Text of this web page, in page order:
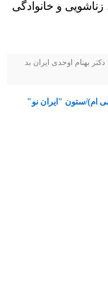
و خانوادگی
سیزدهم آبان ۱۳۹۱ ساعت 19:36 توسط دکتر بهنام اوحدی ایران بد
ام)/ستون "ایران نو"